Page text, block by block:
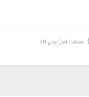
ضمانت اصل بودن کالا